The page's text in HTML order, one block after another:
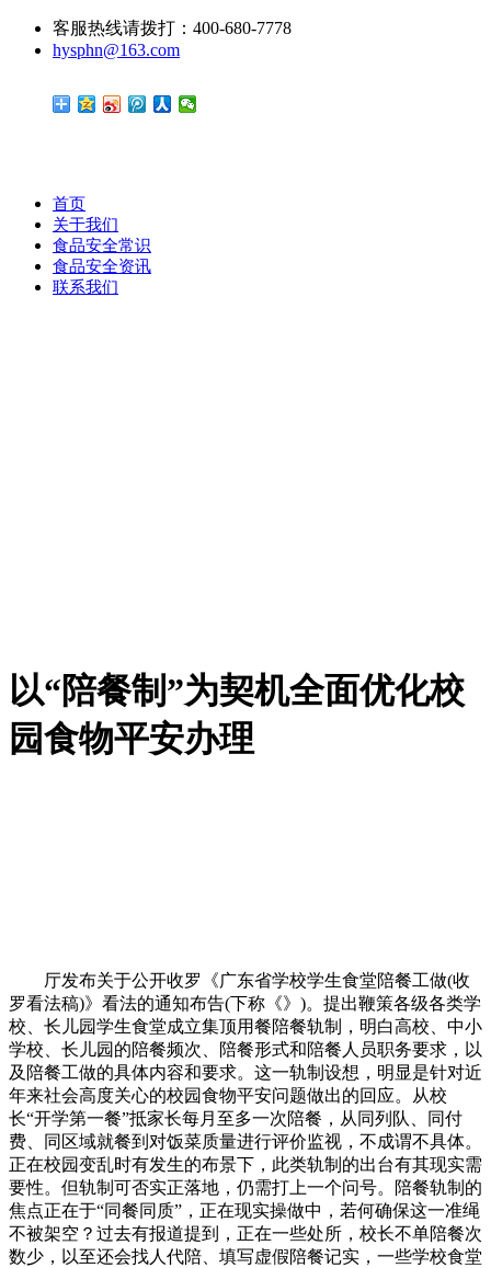
客服热线请拨打：400-680-7778
hysphn@163.com
首页
关于我们
食品安全常识
食品安全资讯
联系我们
以“陪餐制”为契机全面优化校
园食物平安办理
厅发布关于公开收罗《广东省学校学生食堂陪餐工做(收
罗看法稿)》看法的通知布告(下称《》)。提出鞭策各级各类学
校、长儿园学生食堂成立集顶用餐陪餐轨制，明白高校、中小
学校、长儿园的陪餐频次、陪餐形式和陪餐人员职务要求，以
及陪餐工做的具体内容和要求。这一轨制设想，明显是针对近
年来社会高度关心的校园食物平安问题做出的回应。从校
长“开学第一餐”抵家长每月至多一次陪餐，从同列队、同付
费、同区域就餐到对饭菜质量进行评价监视，不成谓不具体。
正在校园变乱时有发生的布景下，此类轨制的出台有其现实需
要性。但轨制可否实正落地，仍需打上一个问号。陪餐轨制的
焦点正在于“同餐同质”，正在现实操做中，若何确保这一准绳
不被架空？过去有报道提到，正在一些处所，校长不单陪餐次
数少，以至还会找人代陪、填写虚假陪餐记实，一些学校食堂